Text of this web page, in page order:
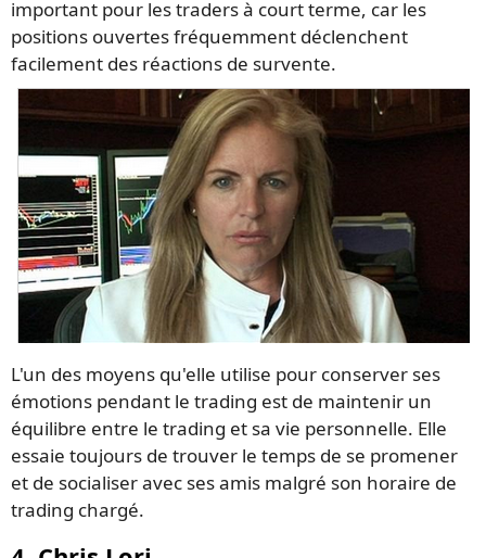
important pour les traders à court terme, car les
positions ouvertes fréquemment déclenchent
facilement des réactions de survente.
L'un des moyens qu'elle utilise pour conserver ses
émotions pendant le trading est de maintenir un
équilibre entre le trading et sa vie personnelle. Elle
essaie toujours de trouver le temps de se promener
et de socialiser avec ses amis malgré son horaire de
trading chargé.